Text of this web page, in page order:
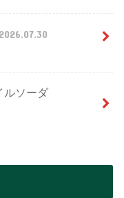
2026.07.30
ルソーダ